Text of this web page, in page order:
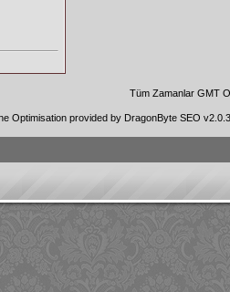
Tüm Zamanlar GMT
Optimisation provided by DragonByte SEO